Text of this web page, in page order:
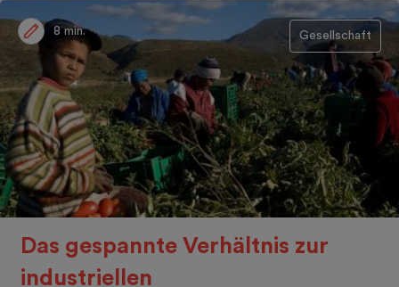
8 min. Gesellschaft
Das gespannte Verhältnis zur
industriellen